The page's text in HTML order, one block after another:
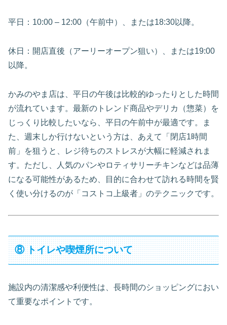
平日：10:00 – 12:00（午前中）、または18:30以降。
休日：開店直後（アーリーオープン狙い）、または19:00
以降。
かみのやま店は、平日の午後は比較的ゆったりとした時間
が流れています。最新のトレンド商品やデリカ（惣菜）を
じっくり比較したいなら、平日の午前中が最適です。ま
た、週末しか行けないという方は、あえて「閉店1時間
前」を狙うと、レジ待ちのストレスが大幅に軽減されま
す。ただし、人気のパンやロティサリーチキンなどは品薄
になる可能性があるため、目的に合わせて訪れる時間を賢
く使い分けるのが「コストコ上級者」のテクニックです。
⑧ トイレや喫煙所について
施設内の清潔感や利便性は、長時間のショッピングにおい
て重要なポイントです。